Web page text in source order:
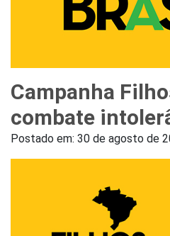
Campanha
combate
Postado em: 30 de agosto de